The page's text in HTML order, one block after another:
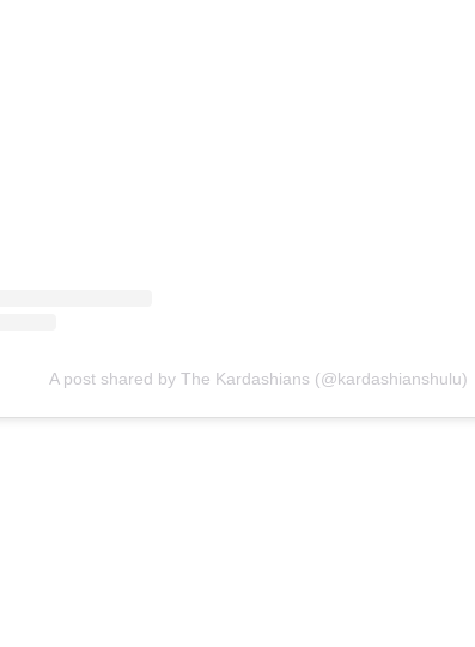
A post shared by The Kardashians (@kardashianshulu)